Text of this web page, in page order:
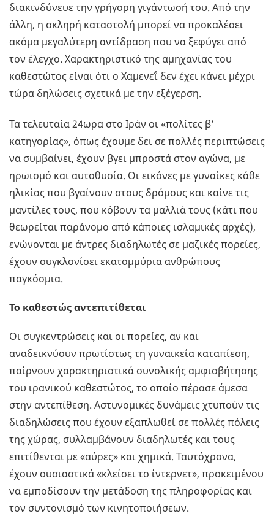
διακινδύνευε την γρήγορη γιγάντωσή του. Από την
άλλη, η σκληρή καταστολή μπορεί να προκαλέσει
ακόμα μεγαλύτερη αντίδραση που να ξεφύγει από
τον έλεγχο. Χαρακτηριστικό της αμηχανίας του
καθεστώτος είναι ότι ο Χαμενεΐ δεν έχει κάνει μέχρι
τώρα δηλώσεις σχετικά με την εξέγερση.
Τα τελευταία 24ωρα στο Ιράν οι «πολίτες β’
κατηγορίας», όπως έχουμε δει σε πολλές περιπτώσεις
να συμβαίνει, έχουν βγει μπροστά στον αγώνα, με
ηρωισμό και αυτοθυσία. Οι εικόνες με γυναίκες κάθε
ηλικίας που βγαίνουν στους δρόμους και καίνε τις
μαντίλες τους, που κόβουν τα μαλλιά τους (κάτι που
θεωρείται παράνομο από κάποιες ισλαμικές αρχές),
ενώνονται με άντρες διαδηλωτές σε μαζικές πορείες,
έχουν συγκλονίσει εκατομμύρια ανθρώπους
παγκόσμια.
Το καθεστώς αντεπιτίθεται
Οι συγκεντρώσεις και οι πορείες, αν και
αναδεικνύουν πρωτίστως τη γυναικεία καταπίεση,
παίρνουν χαρακτηριστικά συνολικής αμφισβήτησης
του ιρανικού καθεστώτος, το οποίο πέρασε άμεσα
στην αντεπίθεση. Αστυνομικές δυνάμεις χτυπούν τις
διαδηλώσεις που έχουν εξαπλωθεί σε πολλές πόλεις
της χώρας, συλλαμβάνουν διαδηλωτές και τους
επιτίθενται με «αύρες» και χημικά. Ταυτόχρονα,
έχουν ουσιαστικά «κλείσει το ίντερνετ», προκειμένου
να εμποδίσουν την μετάδοση της πληροφορίας και
τον συντονισμό των κινητοποιήσεων.